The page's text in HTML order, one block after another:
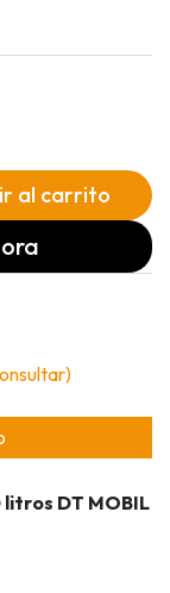
al carrito
DT MOBIL